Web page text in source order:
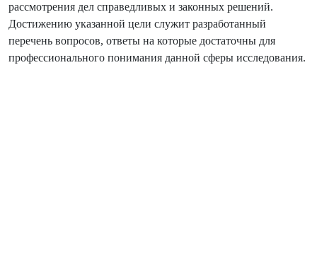
рассмотрения дел справедливых и законных решений.
Достижению указанной цели служит разработанный
перечень вопросов, ответы на которые достаточны для
профессионального понимания данной сферы исследования.